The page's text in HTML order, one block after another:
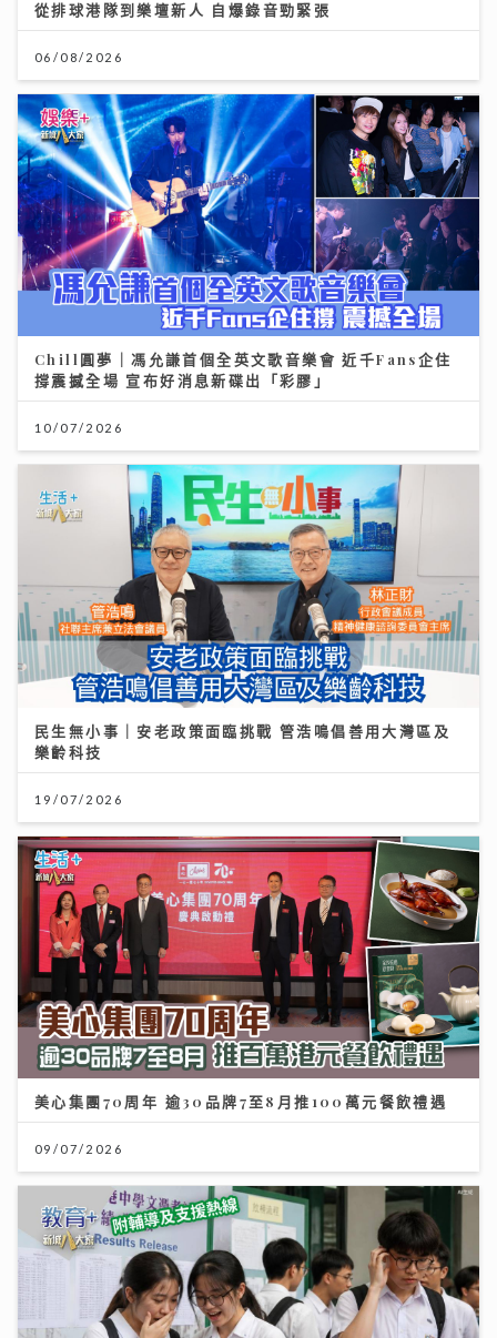
從排球港隊到樂壇新人 自爆錄音勁緊張
06/08/2026
Chill圓夢｜馮允謙首個全英文歌音樂會 近千Fans企住
撐震撼全場 宣布好消息新碟出「彩膠」
10/07/2026
民生無小事｜安老政策面臨挑戰 管浩鳴倡善用大灣區及
樂齡科技
19/07/2026
美心集團70周年 逾30品牌7至8月推100萬元餐飲禮遇
09/07/2026